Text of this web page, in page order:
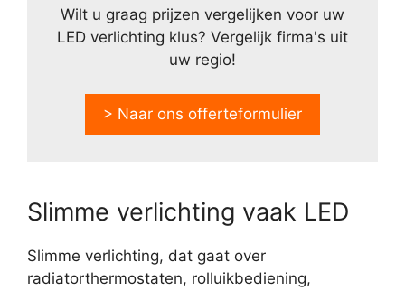
Wilt u graag prijzen vergelijken voor uw
LED verlichting klus? Vergelijk firma's uit
uw regio!
> Naar ons offerteformulier
Slimme verlichting vaak LED
Slimme verlichting, dat gaat over
radiatorthermostaten, rolluikbediening,